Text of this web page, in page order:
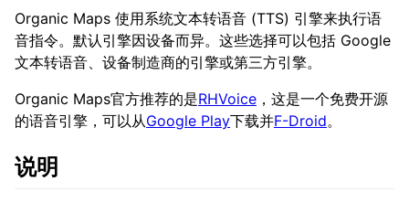
Organic Maps 使用系统文本转语音 (TTS) 引擎来执行语
音指令。默认引擎因设备而异。这些选择可以包括 Google
文本转语音、设备制造商的引擎或第三方引擎。
Organic Maps官方推荐的是RHVoice ，这是一个免费开源
的语音引擎，可以从Google Play下载并F-Droid。
说明